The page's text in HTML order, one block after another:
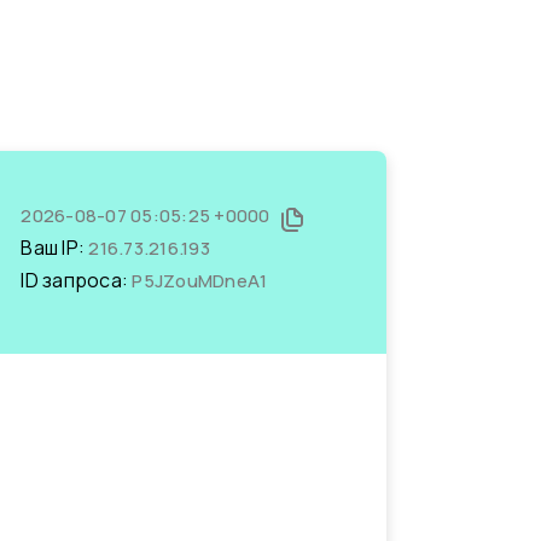
2026-08-07 05:05:25 +0000
Ваш IP:216.73.216.193
ID запроса:P5JZouMDneA1